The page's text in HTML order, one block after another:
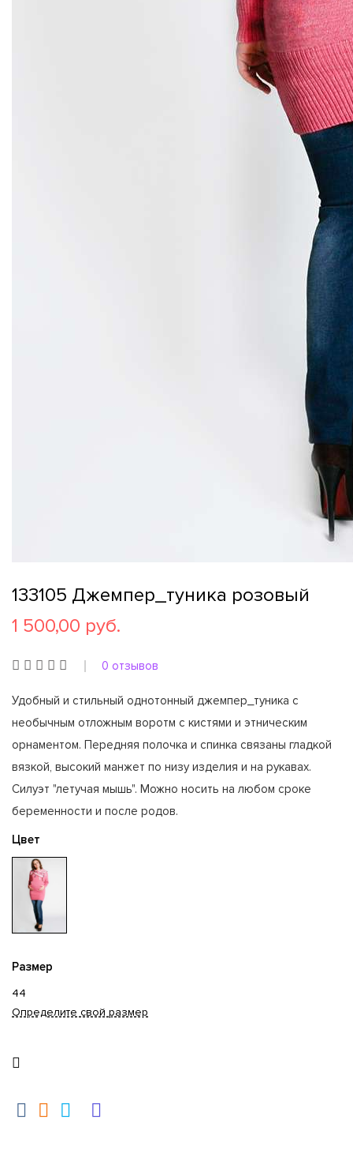
133105 Джемпер_туника розовый
1 500,00 руб.
0 отзывов
Удобный и стильный однотонный джемпер_туника с
необычным отложным воротм с кистями и этническим
орнаментом. Передняя полочка и спинка связаны гладкой
вязкой, высокий манжет по низу изделия и на рукавах.
Силуэт "летучая мышь". Можно носить на любом сроке
беременности и после родов.
Цвет
Размер
44
Определите свой размер